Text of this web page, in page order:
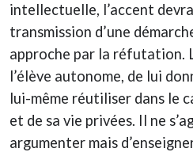
intellectuelle, l’accent
transmission d’une
approche par la réfutation.
l’élève autonome, de lui
lui-même réutiliser dans le
et de sa vie privées. Il ne
argumenter mais